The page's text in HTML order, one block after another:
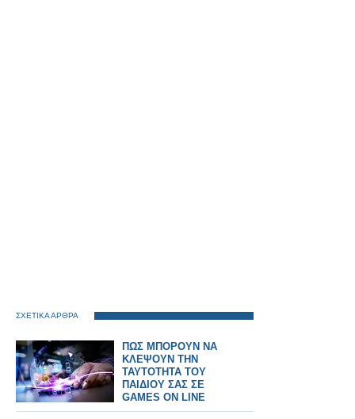
ΣΧΕΤΙΚΑ ΑΡΘΡΑ
ΠΩΣ ΜΠΟΡΟΥΝ ΝΑ
ΚΛΕΨΟΥΝ ΤΗΝ
ΤΑΥΤΟΤΗΤΑ ΤΟΥ
ΠΑΙΔΙΟΥ ΣΑΣ ΣΕ
GAMES ON LINE